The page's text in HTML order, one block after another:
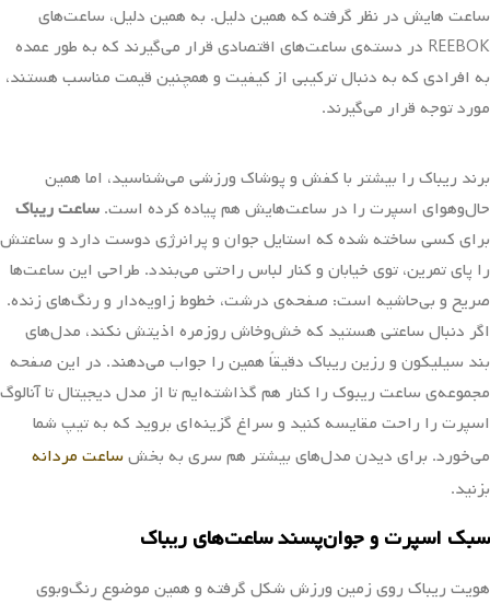
ساعت هایش در نظر گرفته که همین دلیل. به همین دلیل، ساعت‌های
REEBOK در دسته‌ی ساعت‌های اقتصادی قرار می‌گیرند که به طور عمده
به افرادی که به دنبال ترکیبی از کیفیت و همچنین قیمت مناسب هستند،
مورد توجه قرار می‌گیرند.
برند ریباک را بیشتر با کفش و پوشاک ورزشی می‌شناسید، اما همین
حال‌وهوای اسپرت را در ساعت‌هایش هم پیاده کرده است. ساعت ریباک
برای کسی ساخته شده که استایل جوان و پرانرژی دوست دارد و ساعتش
را پای تمرین، توی خیابان و کنار لباس راحتی می‌بندد. طراحی این ساعت‌ها
صریح و بی‌حاشیه است: صفحه‌ی درشت، خطوط زاویه‌دار و رنگ‌های زنده.
اگر دنبال ساعتی هستید که خش‌وخاش روزمره اذیتش نکند، مدل‌های
بند سیلیکون و رزین ریباک دقیقاً همین را جواب می‌دهند. در این صفحه
مجموعه‌ی ساعت ریبوک را کنار هم گذاشته‌ایم تا از مدل دیجیتال تا آنالوگ
اسپرت را راحت مقایسه کنید و سراغ گزینه‌ای بروید که به تیپ شما
می‌خورد. برای دیدن مدل‌های بیشتر هم سری به بخشساعت مردانه
بزنید.
سبک اسپرت و جوان‌پسند ساعت‌های ریباک
هویت ریباک روی زمین ورزش شکل گرفته و همین موضوع رنگ‌وبوی